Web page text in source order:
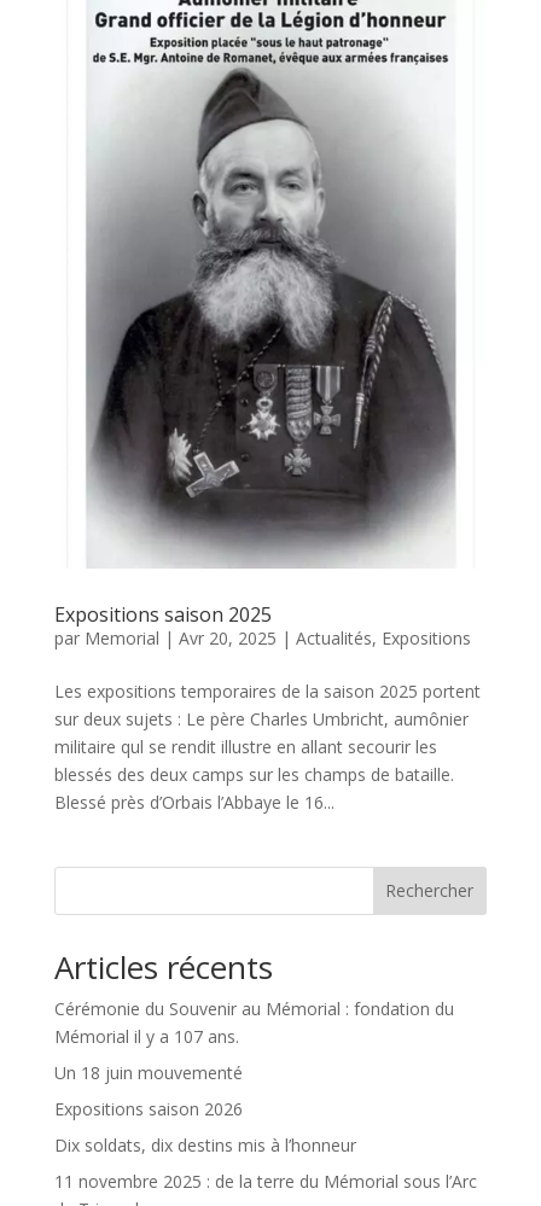
Expositions saison 2025
par Memorial | Avr 20, 2025 | Actualités, Expositions
Les expositions temporaires de la saison 2025 portent
sur deux sujets : Le père Charles Umbricht, aumônier
militaire qul se rendit illustre en allant secourir les
blessés des deux camps sur les champs de bataille.
Blessé près d’Orbais l’Abbaye le 16...
Rechercher
Articles récents
Cérémonie du Souvenir au Mémorial : fondation du
Mémorial il y a 107 ans.
Un 18 juin mouvementé
Expositions saison 2026
Dix soldats, dix destins mis à l’honneur
11 novembre 2025 : de la terre du Mémorial sous l’Arc